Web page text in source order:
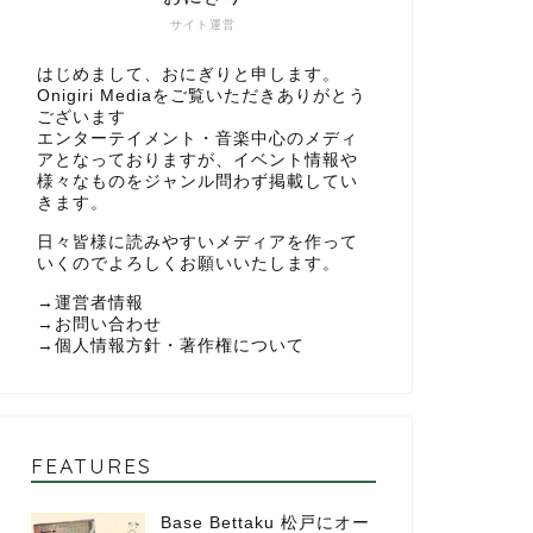
サイト運営
はじめまして、おにぎりと申します。
Onigiri Mediaをご覧いただきありがとう
ございます
エンターテイメント・音楽中心のメディ
アとなっておりますが、イベント情報や
様々なものをジャンル問わず掲載してい
きます。
日々皆様に読みやすいメディアを作って
いくのでよろしくお願いいたします。
→ 運営者情報
→ お問い合わせ
→ 個人情報方針・著作権について
FEATURES
Base Bettaku 松戸にオー